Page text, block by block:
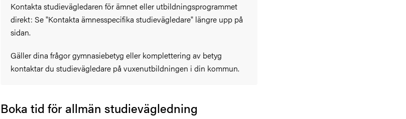
Kontakta studievägledaren för ämnet eller utbildningsprogrammet
direkt: Se "Kontakta ämnesspecifika studievägledare" längre upp på
sidan.
Gäller dina frågor gymnasiebetyg eller komplettering av betyg
kontaktar du studievägledare på vuxenutbildningen i din kommun.
Boka tid för allmän studievägledning